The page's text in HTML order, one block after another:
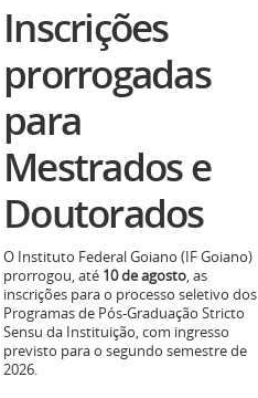
Inscrições
prorrogadas
para
Mestrados e
Doutorados
O Instituto Federal Goiano (IF Goiano)
prorrogou, até 10 de agosto, as
inscrições para o processo seletivo dos
Programas de Pós-Graduação Stricto
Sensu da Instituição, com ingresso
previsto para o segundo semestre de
2026.